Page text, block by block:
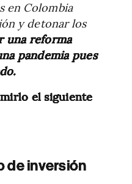
en Colombia
y detonar los
una reforma
pandemia pues
el siguiente
de inversión